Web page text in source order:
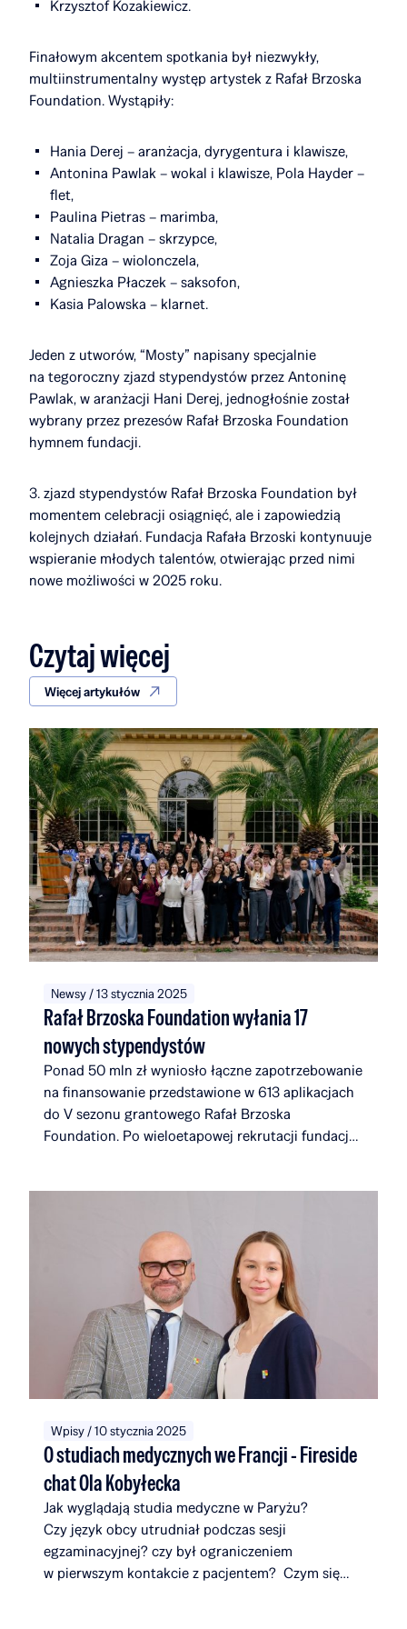
Krzysztof Kozakiewicz.
Finałowym akcentem spotkania był niezwykły,
multiinstrumentalny występ artystek z Rafał Brzoska
Foundation. Wystąpiły:
Hania Derej – aranżacja, dyrygentura i klawisze,
Antonina Pawlak – wokal i klawisze, Pola Hayder –
flet,
Paulina Pietras – marimba,
Natalia Dragan – skrzypce,
Zoja Giza – wiolonczela,
Agnieszka Płaczek – saksofon,
Kasia Palowska – klarnet.
Jeden z utworów, “Mosty” napisany specjalnie
na tegoroczny zjazd stypendystów przez Antoninę
Pawlak, w aranżacji Hani Derej, jednogłośnie został
wybrany przez prezesów Rafał Brzoska Foundation
hymnem fundacji.
3. zjazd stypendystów Rafał Brzoska Foundation był
momentem celebracji osiągnięć, ale i zapowiedzią
kolejnych działań. Fundacja Rafała Brzoski kontynuuje
wspieranie młodych talentów, otwierając przed nimi
nowe możliwości w 2025 roku.
Czytaj więcej
Więcej artykułów
Newsy / 13 stycznia 2025
Rafał Brzoska Foundation wyłania 17
nowych stypendystów
Ponad 50 mln zł wyniosło łączne zapotrzebowanie
na finansowanie przedstawione w 613 aplikacjach
do V sezonu grantowego Rafał Brzoska
Foundation. Po wieloetapowej rekrutacji fundacja
świecie. W ciągu pięciu edycji Rafał Brzoska
Foundation przeznaczyło na edukację i rozwój
talentów ponad 22 mln zł. Fundusze w 100%
pochodzą z inicjatywy TOP CHARITY, której
organizatorami są Omenaa Mensah i Rafał Brzoska
angażując przedstawicieli biznesu, kultury i sztuki
z całego świata.
Wpisy / 10 stycznia 2025
O studiach medycznych we Francji - Fireside
chat Ola Kobyłecka
Jak wyglądają studia medyczne w Paryżu?
Czy język obcy utrudniał podczas sesji
egzaminacyjnej? czy był ograniczeniem
w pierwszym kontakcie z pacjentem? Czym się